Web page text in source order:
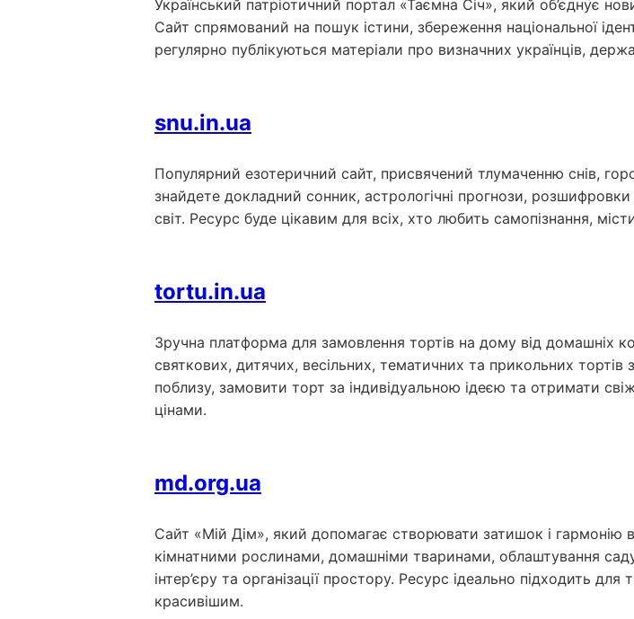
Український патріотичний портал «Таємна Січ», який об’єднує
Сайт спрямований на пошук істини, збереження національної
регулярно публікуються матеріали про визначних українців,
snu.in.ua
Популярний езотеричний сайт, присвячений тлумаченню снів,
знайдете докладний сонник, астрологічні прогнози, розшифровки
світ. Ресурс буде цікавим для всіх, хто любить самопізнання,
tortu.in.ua
Зручна платформа для замовлення тортів на дому від домашніх
святкових, дитячих, весільних, тематичних та прикольних
поблизу, замовити торт за індивідуальною ідеєю та отримати
цінами.
md.org.ua
Сайт «Мій Дім», який допомагає створювати затишок і гармонію в
кімнатними рослинами, домашніми тваринами, облаштування
інтер’єру та організації простору. Ресурс ідеально підходить
красивішим.